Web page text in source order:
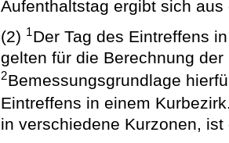
Aufenthaltstag ergibt sich aus
(2) 1Der Tag des Eintreffens
gelten für die Berechnung
2Bemessungsgrundlage
Eintreffens in einem
in verschiedene Kurzonen,